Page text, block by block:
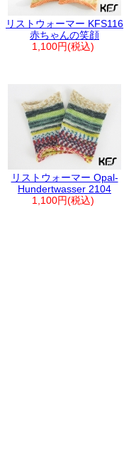
リストウォーマー KFS116
赤ちゃんの笑顔
1,100円(税込)
リストウォーマー Opal-
Hundertwasser 2104
1,100円(税込)